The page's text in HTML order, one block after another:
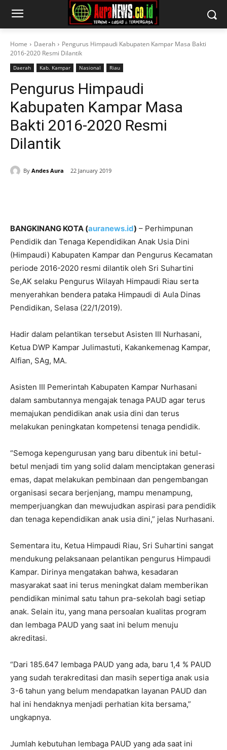
Home Daerah
Pengurus Himpaudi Kabupaten Kampar Masa Bakti
2016-2020 Resmi Dilantik
Daerah Kab. Kampar Nasional Riau
Pengurus Himpaudi
Kabupaten Kampar Masa
Bakti 2016-2020 Resmi
Dilantik
By Andes Aura 22 January 2019
BANGKINANG KOTA (auranews.id) – Perhimpunan
Pendidik dan Tenaga Kependidikan Anak Usia Dini
(Himpaudi) Kabupaten Kampar dan Pengurus Kecamatan
periode 2016-2020 resmi dilantik oleh Sri Suhartini
Se,AK selaku Pengurus Wilayah Himpaudi Riau serta
menyerahkan bendera pataka Himpaudi di Aula Dinas
Pendidikan, Selasa (22/1/2019).
Hadir dalam pelantikan tersebut Asisten III Nurhasani,
Ketua DWP Kampar Julimastuti, Kakankemenag Kampar,
Alfian, SAg, MA.
Asisten III Pemerintah Kabupaten Kampar Nurhasani
dalam sambutannya mengajak tenaga PAUD agar terus
memajukan pendidikan anak usia dini dan terus
melakukan peningkatan kompetensi tenaga pendidik.
“Semoga kepengurusan yang baru dibentuk ini betul-
betul menjadi tim yang solid dalam menciptakan generasi
emas, dapat melakukan pembinaan dan pengembangan
organisasi secara berjenjang, mampu menampung,
memperjuangkan dan mewujudkan aspirasi para pendidik
dan tenaga kependidikan anak usia dini,” jelas Nurhasani.
Sementara itu, Ketua Himpaudi Riau, Sri Suhartini sangat
mendukung pelaksanaan pelantikan pengurus Himpaudi
Kampar. Dirinya mengatakan bahwa, kesadaran
masyarakat saat ini terus meningkat dalam memberikan
pendidikan minimal satu tahun pra-sekolah bagi setiap
anak. Selain itu, yang mana persoalan kualitas program
dan lembaga PAUD yang saat ini belum menuju
akreditasi.
“Dari 185.647 lembaga PAUD yang ada, baru 1,4 % PAUD
yang sudah terakreditasi dan masih sepertiga anak usia
3-6 tahun yang belum mendapatkan layanan PAUD dan
hal ini hendaknya menjadi perhatian kita bersama,”
ungkapnya.
Jumlah kebutuhan lembaga PAUD yang ada saat ini